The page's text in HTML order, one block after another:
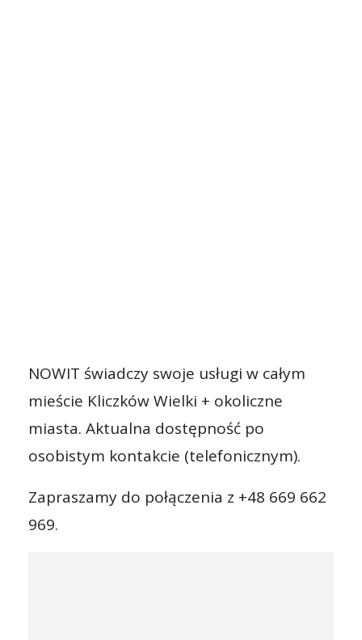
NOWIT świadczy swoje usługi w całym
mieście Kliczków Wielki + okoliczne
miasta. Aktualna dostępność po
osobistym kontakcie (telefonicznym).
Zapraszamy do połączenia z +48 669 662
969.